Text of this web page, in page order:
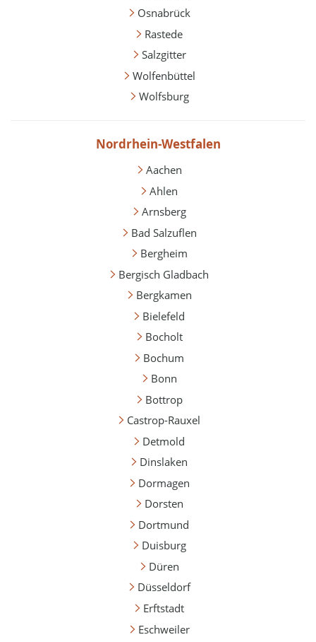
Osnabrück
Rastede
Salzgitter
Wolfenbüttel
Wolfsburg
Nordrhein-Westfalen
Aachen
Ahlen
Arnsberg
Bad Salzuflen
Bergheim
Bergisch Gladbach
Bergkamen
Bielefeld
Bocholt
Bochum
Bonn
Bottrop
Castrop-Rauxel
Detmold
Dinslaken
Dormagen
Dorsten
Dortmund
Duisburg
Düren
Düsseldorf
Erftstadt
Eschweiler